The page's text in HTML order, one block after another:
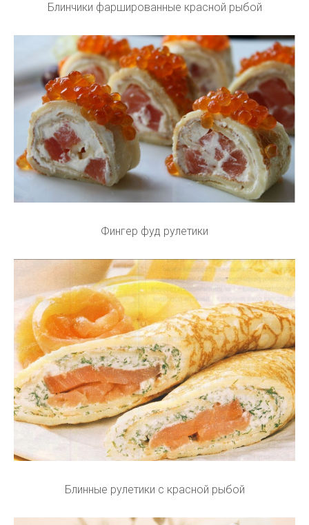
Блинчики фаршированные красной рыбой
Фингер фуд рулетики
Блинные рулетики с красной рыбой